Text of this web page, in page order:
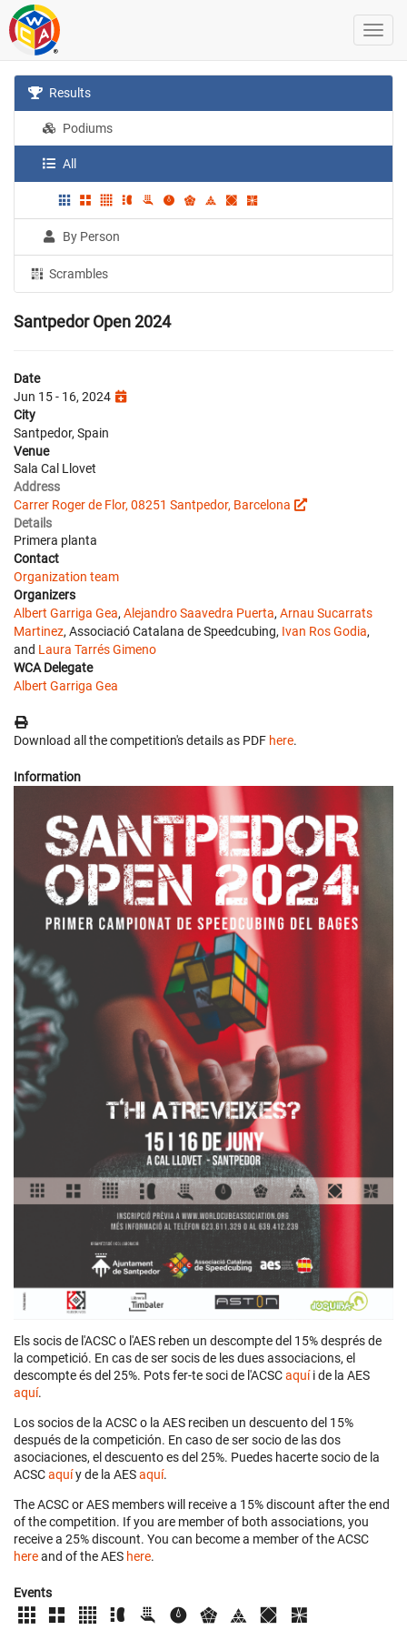
Results
Podiums
All
By Person
Scrambles
Santpedor Open 2024
Date
Jun 15 - 16, 2024
City
Santpedor, Spain
Venue
Sala Cal Llovet
Address
Carrer Roger de Flor, 08251 Santpedor, Barcelona
Details
Primera planta
Contact
Organization team
Organizers
Albert Garriga Gea, Alejandro Saavedra Puerta, Arnau Sucarrats
Martinez, Associació Catalana de Speedcubing, Ivan Ros Godia,
and Laura Tarrés Gimeno
WCA Delegate
Albert Garriga Gea
Download all the competition's details as PDF here.
Information
Els socis de l'ACSC o l'AES reben un descompte del 15% després de
la competició. En cas de ser socis de les dues associacions, el
descompte és del 25%. Pots fer-te soci de l'ACSCaquíi de la AES
aquí.
Los socios de la ACSC o la AES reciben un descuento del 15%
después de la competición. En caso de ser socio de las dos
asociaciones, el descuento es del 25%. Puedes hacerte socio de la
ACSCaquíy de la AESaquí.
The ACSC or AES members will receive a 15% discount after the end
of the competition. If you are member of both associations, you
receive a 25% discount. You can become a member of the ACSC
hereand of the AES here.
Events